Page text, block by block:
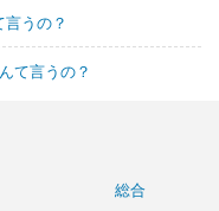
うの？
て言うの？
総合